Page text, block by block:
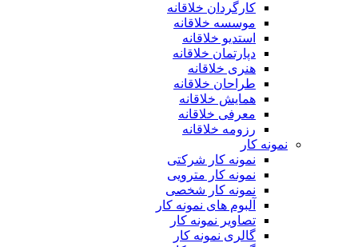
کارگردان خلاقانه
موسسه خلاقانه
استدیو خلاقانه
دپارتمان خلاقانه
هنری خلاقانه
طراحان خلاقانه
همایش خلاقانه
معرفی خلاقانه
رزومه خلاقانه
نمونه کار
نمونه کار شرکتی
نمونه کار مترویی
نمونه کار شخصی
آلبوم های نمونه کار
تصاویر نمونه کار
گالری نمونه کار